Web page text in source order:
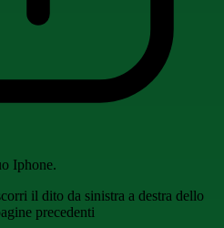
Iphone.
il dito da sinistra a destra dello
precedenti